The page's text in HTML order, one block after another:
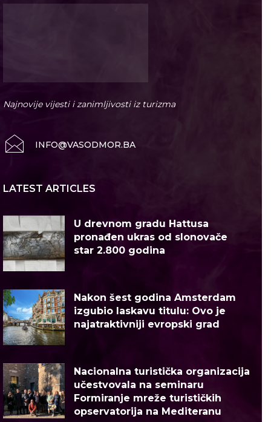
Najnovije vijesti i zanimljivosti iz turizma
INFO@VASODMOR.BA
LATEST ARTICLES
U drevnom gradu Hattusa
pronađen ukras od slonovače
star 2.800 godina
Nakon šest godina Amsterdam
izgubio laskavu titulu: Ovo je
najatraktivniji evropski grad
Nacionalna turistička organizacija
učestvovala na seminaru
Formiranje mreže turističkih
opservatorija na Mediteranu